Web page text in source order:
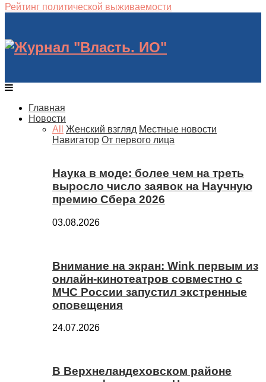
Рейтинг политической выживаемости
Главная
Новости
All
Женский взгляд Местные новости
Навигатор От первого лица
Наука в моде: более чем на треть
выросло число заявок на Научную
премию Сбера 2026
03.08.2026
Внимание на экран: Wink первым из
онлайн-кинотеатров совместно с
МЧС России запустил экстренные
оповещения
24.07.2026
В Верхнеландеховском районе